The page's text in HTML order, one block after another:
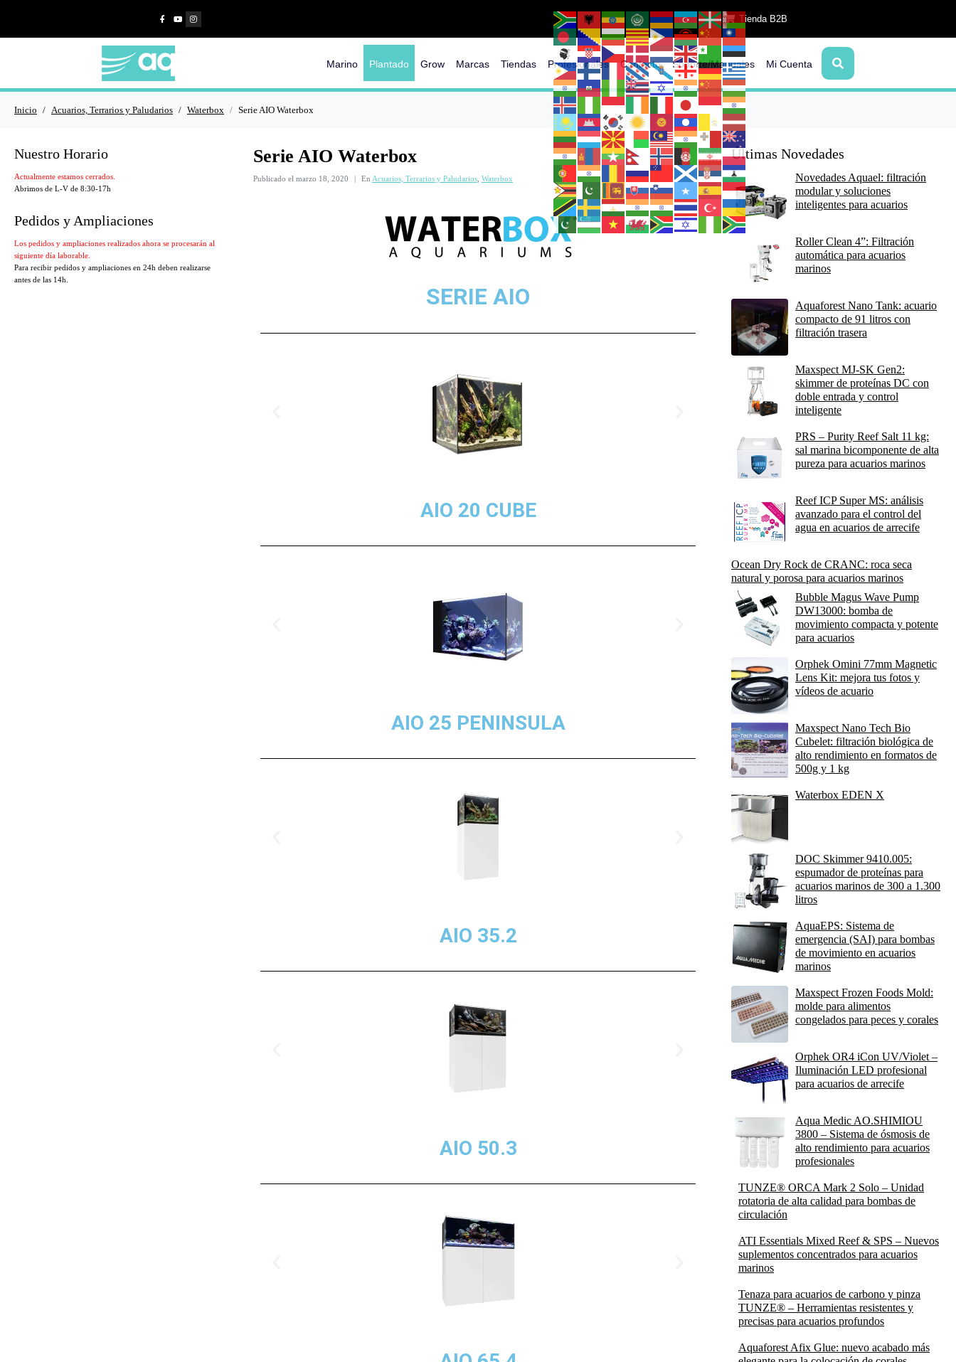
Tienda B2B
Marino Plantado Grow Marcas Tiendas Profesionales Contacto Soporte/Manuales Mi Cuenta
Inicio Acuarios, Terrarios y Paludarios Waterbox Serie AIO Waterbox
Serie AIO Waterbox
Publicado el marzo 18, 2020 En Acuarios, Terrarios y Paludarios Waterbox
SERIE AIO
AIO 20 CUBE
AIO 25 PENINSULA
AIO 35.2
AIO 50.3
Nuestro Horario
Actualmente estamos cerrados.
Abrimos de L-V de 8:30-17h
Pedidos y Ampliaciones
Los pedidos y ampliaciones realizados ahora se procesarán al
siguiente día laborable.
Para recibir pedidos y ampliaciones en 24h deben realizarse
antes de las 14h.
Últimas Novedades
Novedades Aquael: filtración
modular y soluciones
inteligentes para acuarios
Roller Clean 4”: Filtración
automática para acuarios
marinos
Aquaforest Nano Tank: acuario
compacto de 91 litros con
filtración trasera
Maxspect MJ-SK Gen2:
skimmer de proteínas DC con
doble entrada y control
inteligente
PRS – Purity Reef Salt 11 kg:
sal marina bicomponente de alta
pureza para acuarios marinos
Reef ICP Super MS: análisis
avanzado para el control del
agua en acuarios de arrecife
Ocean Dry Rock de CRANC: roca seca
natural y porosa para acuarios marinos
Bubble Magus Wave Pump
DW13000: bomba de
movimiento compacta y potente
para acuarios
Orphek Omini 77mm Magnetic
Lens Kit: mejora tus fotos y
vídeos de acuario
Maxspect Nano Tech Bio
Cubelet: filtración biológica de
alto rendimiento en formatos de
500g y 1 kg
Waterbox EDEN X
DOC Skimmer 9410.005:
espumador de proteínas para
acuarios marinos de 300 a 1.300
litros
AquaEPS: Sistema de
emergencia (SAI) para bombas
de movimiento en acuarios
marinos
Maxspect Frozen Foods Mold:
molde para alimentos
congelados para peces y corales
Orphek OR4 iCon UV/Violet –
Iluminación LED profesional
para acuarios de arrecife
Aqua Medic AO.SHIMIOU
3800 – Sistema de ósmosis de
alto rendimiento para acuarios
profesionales
TUNZE® ORCA Mark 2 Solo – Unidad
rotatoria de alta calidad para bombas de
circulación
ATI Essentials Mixed Reef & SPS – Nuevos
suplementos concentrados para acuarios
marinos
Tenaza para acuarios de carbono y pinza
TUNZE® – Herramientas resistentes y
precisas para acuarios profundos
Aquaforest Afix Glue: nuevo acabado más